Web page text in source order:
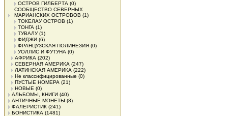
ОСТРОВ ГИЛБЕРТА (0)
СООБЩЕСТВО СЕВЕРНЫХ
МАРИАНСКИХ ОСТРОВОВ (1)
ТОКЕЛАУ ОСТРОВ (1)
ТОНГА (1)
ТУВАЛУ(1)
ФИДЖИ (6)
ФРАНЦУЗСКАЯ ПОЛИНЕЗИЯ (0)
УОЛЛИС И ФУТУНА (0)
АФРИКА (202)
СЕВЕРНАЯ АМЕРИКА (247)
ЛАТИНСКАЯ АМЕРИКА (222)
Не классифицированные (0)
ПУСТЫЕ НОМЕРА (21)
НОВЫЕ (0)
АЛЬБОМЫ, КНИГИ (40)
АНТИЧНЫЕ МОНЕТЫ (8)
ФАЛЕРИСТИК (241)
БОНИСТИКА (1481)